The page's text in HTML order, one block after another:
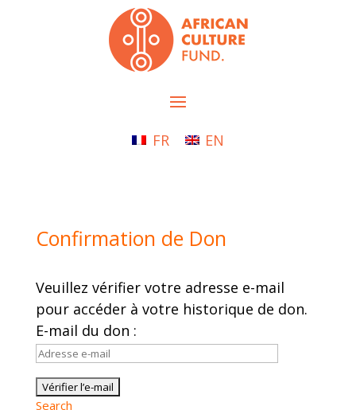
FR EN
Confirmation de Don
Veuillez vérifier votre adresse e-mail
pour accéder à votre historique de don.
E-mail du don :
Search